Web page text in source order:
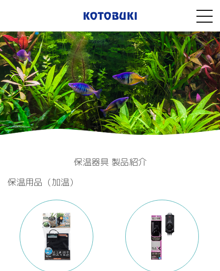
保温器具 製品紹介
保温用品（加温）